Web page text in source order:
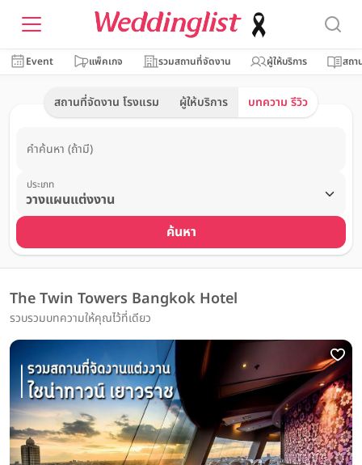
Event แพ็คเกจ รวมสถานที่จัดงาน ผู้ให้บริการ สถา
สถานที่จัดงาน โรงแรม ผู้ให้บริการ บทความ รีวิว
คำค้นหา (ถ้ามี)
ประเภท
ค้นหา
The Twin Towers Bangkok Hotel
รวบรวมบทความให้คุณไว้ที่เดียว